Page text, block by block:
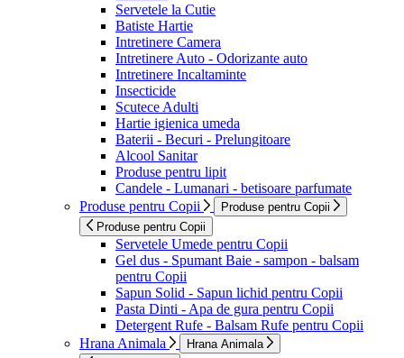
Servetele la Cutie
Batiste Hartie
Intretinere Camera
Intretinere Auto - Odorizante auto
Intretinere Incaltaminte
Insecticide
Scutece Adulti
Hartie igienica umeda
Baterii - Becuri - Prelungitoare
Alcool Sanitar
Produse pentru lipit
Candele - Lumanari - betisoare parfumate
Produse pentru Copii
Produse pentru Copii
Produse pentru Copii
Servetele Umede pentru Copii
Gel dus - Spumant Baie - sampon - balsam
pentru Copii
Sapun Solid - Sapun lichid pentru Copii
Pasta Dinti - Apa de gura pentru Copii
Detergent Rufe - Balsam Rufe pentru Copii
Hrana Animala
Hrana Animala